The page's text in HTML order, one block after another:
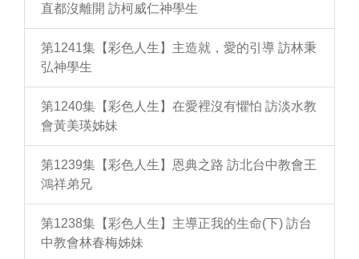
直都沒離開 訪柯威仁神學生
第1241集【彩色人生】主造就，愛的引導 訪林秉
弘神學生
第1240集【彩色人生】在愛裡沒有懼怕 訪淡水教
會黃美瑛姊妹
第1239集【彩色人生】恩典之路 訪北台中教會王
鴻祥弟兄
第1238集【彩色人生】主導正我的生命(下) 訪台
中教會林春梅姊妹